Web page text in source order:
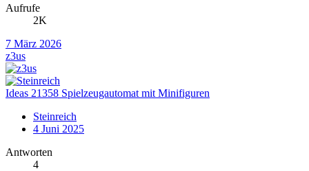
Aufrufe
2K
7 März 2026
z3us
Ideas 21358 Spielzeugautomat mit Minifiguren
Steinreich
4 Juni 2025
Antworten
4